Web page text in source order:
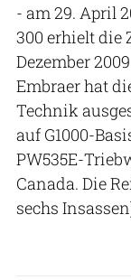
- am 29. April
300 erhielt die
Dezember
Embraer hat
Technik
auf G1000-
PW535E-
Canada. Die
sechs